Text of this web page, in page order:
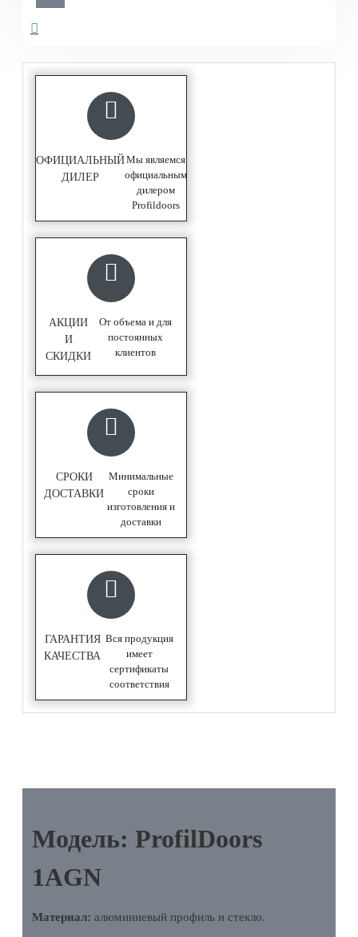
ОФИЦИАЛЬНЫЙ
ДИЛЕР
Мы являемся
официальным
дилером
Profildoors
АКЦИИ
И
СКИДКИ
От объема и для
постоянных
клиентов
СРОКИ
ДОСТАВКИ
Минимальные
сроки
изготовления и
доставки
ГАРАНТИЯ
КАЧЕСТВА
Вся продукция
имеет
сертификаты
соответствия
Модель: ProfilDoors
1AGN
Материал: алюминиевый профиль и стекло.